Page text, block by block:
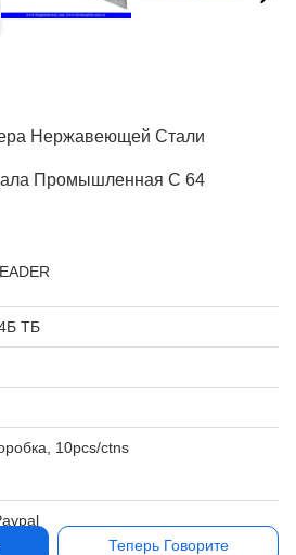
Нержавеющей Стали
Промышленная С 64
ТБ
10pcs/ctns
Теперь Говорите